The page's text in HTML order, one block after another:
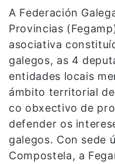
A Federación
Provincias
asociativa
galegos, as 4
entidades locais
ámbito territorial
co obxectivo de
defender os
galegos. Con sede
Compostela, a